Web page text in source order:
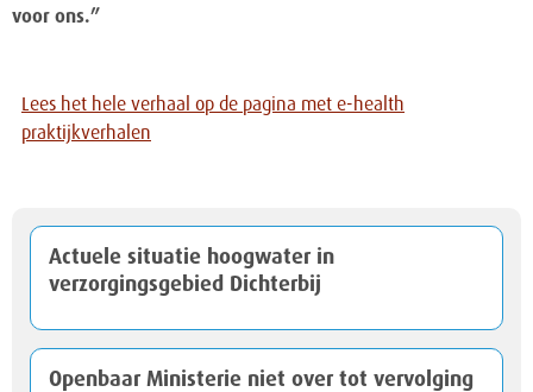
Actuele situatie hoogwater in
verzorgingsgebied Dichterbij
Openbaar Ministerie niet over tot vervolging
voor ons.”
Lees het hele verhaal op de pagina met e-health
praktijkverhalen